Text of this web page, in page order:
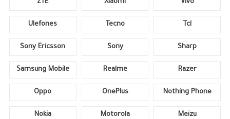
ZTE Xiaomi Vivo
Ulefones Tecno Tcl
Sony Ericsson Sony Sharp
Samsung Mobile Realme Razer
Oppo OnePlus Nothing Phone
Nokia Motorola Meizu